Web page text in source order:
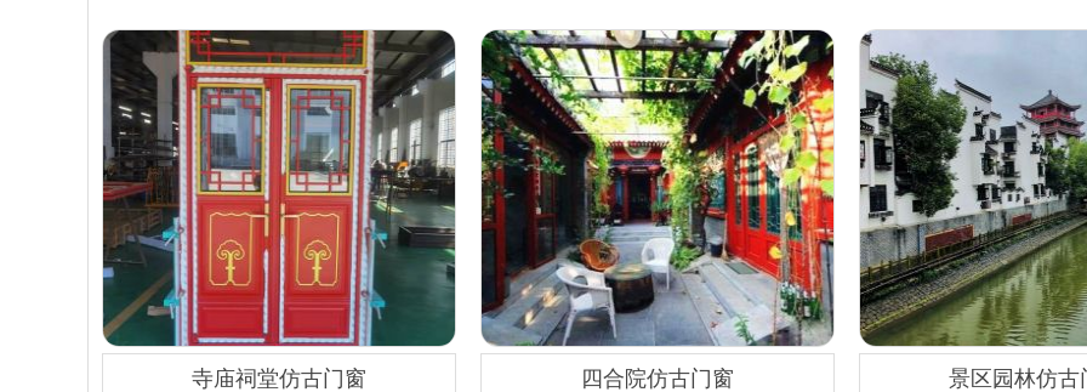
寺庙祠堂仿古门窗 四合院仿古门窗 景区园林仿古